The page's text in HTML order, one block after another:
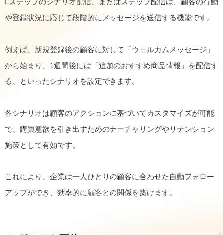
や登録状況に応じて段階的にメッセージを送信する機能です。
例えば、新規登録後の顧客に対して「ウェルカムメッセージ」
から始まり、1週間後には「追加のおすすめ商品情報」を配信す
る、といったシナリオを設定できます。
各シナリオは顧客のアクションに基づいてカスタマイズが可能
で、購買意欲を引き出すためのナーチャリングやリテンション
施策として有効です。
これにより、企業は一人ひとりの顧客に合わせた自動フォロー
アップができ、効率的に顧客との関係を築けます。